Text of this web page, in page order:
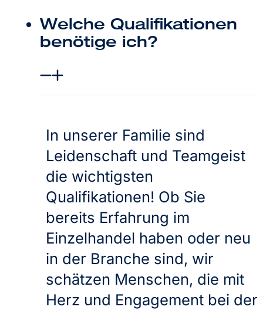
Welche Qualifikationen
benötige ich?
In unserer Familie sind
Leidenschaft und Teamgeist
die wichtigsten
Qualifikationen! Ob Sie
bereits Erfahrung im
Einzelhandel haben oder neu
in der Branche sind, wir
schätzen Menschen, die mit
Herz und Engagement bei der